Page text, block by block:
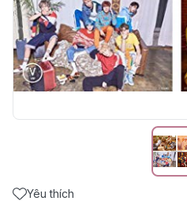
Yêu thích